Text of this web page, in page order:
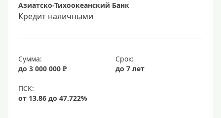
Азиатско-Тихоокеанский Банк
Кредит наличными
Сумма:
до 3 000 000 ₽
Срок:
до 7 лет